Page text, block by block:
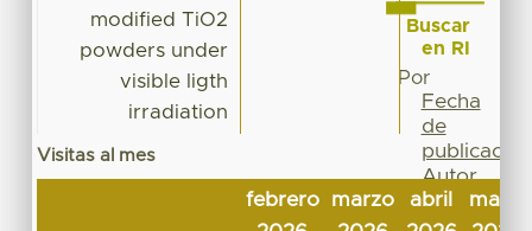
modified TiO2
powders under
visible ligth
irradiation
Visitas al mes
febrero
marzo
abril
mayo
Buscar
en RI
Por
Fecha
de
publicación
Autor
Título
Materia